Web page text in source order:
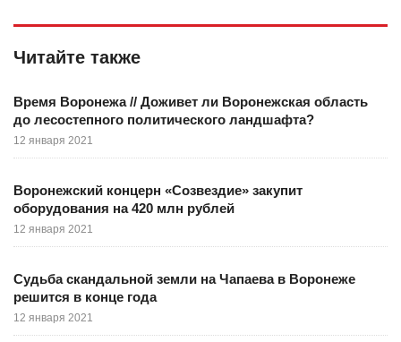
Читайте также
Время Воронежа // Доживет ли Воронежская область
до лесостепного политического ландшафта?
12 января 2021
Воронежский концерн «Созвездие» закупит
оборудования на 420 млн рублей
12 января 2021
Судьба скандальной земли на Чапаева в Воронеже
решится в конце года
12 января 2021